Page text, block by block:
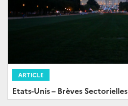
ARTICLE
Etats-Unis – Brèves Sectorielles